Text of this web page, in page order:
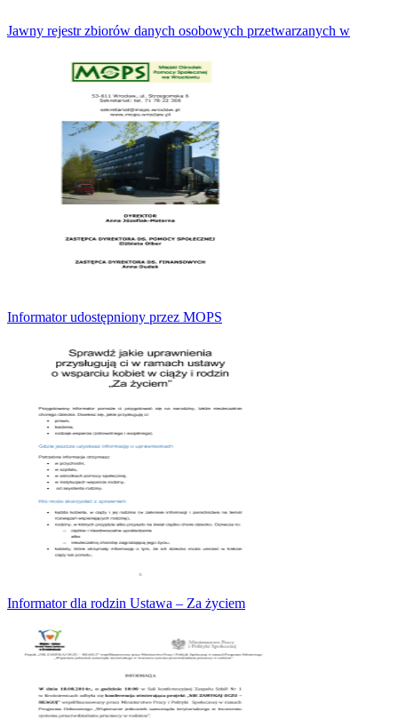
Jawny rejestr zbiorów danych osobowych przetwarzanych w
Informator udostępniony przez MOPS
Informator dla rodzin Ustawa – Za życiem